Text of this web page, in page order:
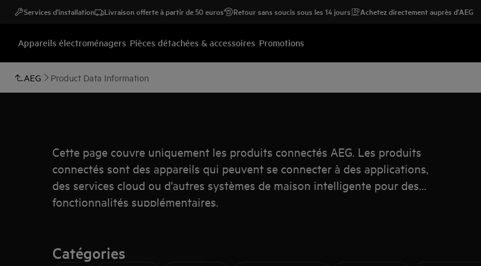
Services d'installation Livraison offerte à partir de 50 euros Retour sans soucis sous les 14 jours Achetez directement auprès d'AEG
Appareils électroménagers Pièces détachées & accessoires Promotions
AEG Product Data Information
Cette page couvre uniquement les produits connectés AEG. Les produits
connectés sont des appareils qui peuvent se connecter à des applications,
des services cloud ou d'autres systèmes de maison intelligente pour des
fonctionnalités supplémentaires.
Catégories